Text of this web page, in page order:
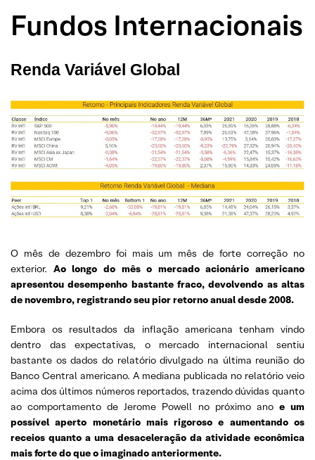
Fundos Internacionais
Renda Variável Global
O mês de dezembro foi mais um mês de forte correção no
exterior. Ao longo do mês o mercado acionário americano
apresentou desempenho bastante fraco, devolvendo as altas
de novembro, registrando seu pior retorno anual desde 2008.
Embora os resultados da inflação americana tenham vindo
dentro das expectativas, o mercado internacional sentiu
bastante os dados do relatório divulgado na última reunião do
Banco Central americano. A mediana publicada no relatório veio
acima dos últimos números reportados, trazendo dúvidas quanto
ao comportamento de Jerome Powell no próximo ano e um
possível aperto monetário mais rigoroso e aumentando os
receios quanto a uma desaceleração da atividade econômica
mais forte do que o imaginado anteriormente.